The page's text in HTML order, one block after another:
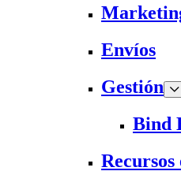
Envíos
Gestión
Bind